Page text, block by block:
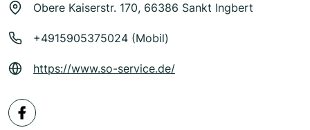
Obere Kaiserstr. 170, 66386 Sankt Ingbert
+4915905375024 (Mobil)
https://www.so-service.de/